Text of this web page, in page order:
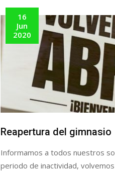
16
Jun
2020
Reapertura del gimnasio
Informamos a todos nuestros
periodo de inactividad,